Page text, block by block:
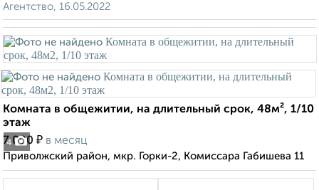
Агентство, 16.05.2022
4
Комната в общежитии, на длительный срок, 48м², 1/10
этаж
7 000 ₽ в месяц
Приволжский район, мкр. Горки-2, Комиссара Габишева 11